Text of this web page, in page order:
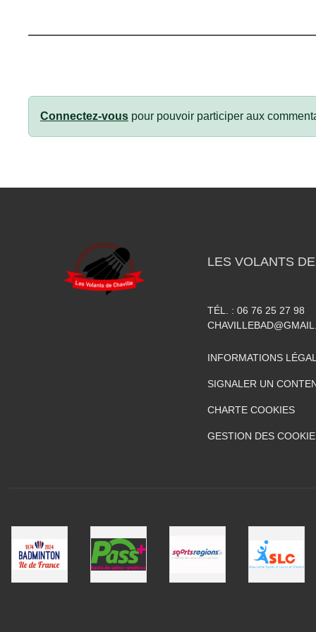
Connectez-vous pour pouvoir participer aux
LES VOLANTS
TÉL. : 06 76 25 27 98
INFORMATIONS
SIGNALER UN
CHARTE COOKIES
GESTION DES